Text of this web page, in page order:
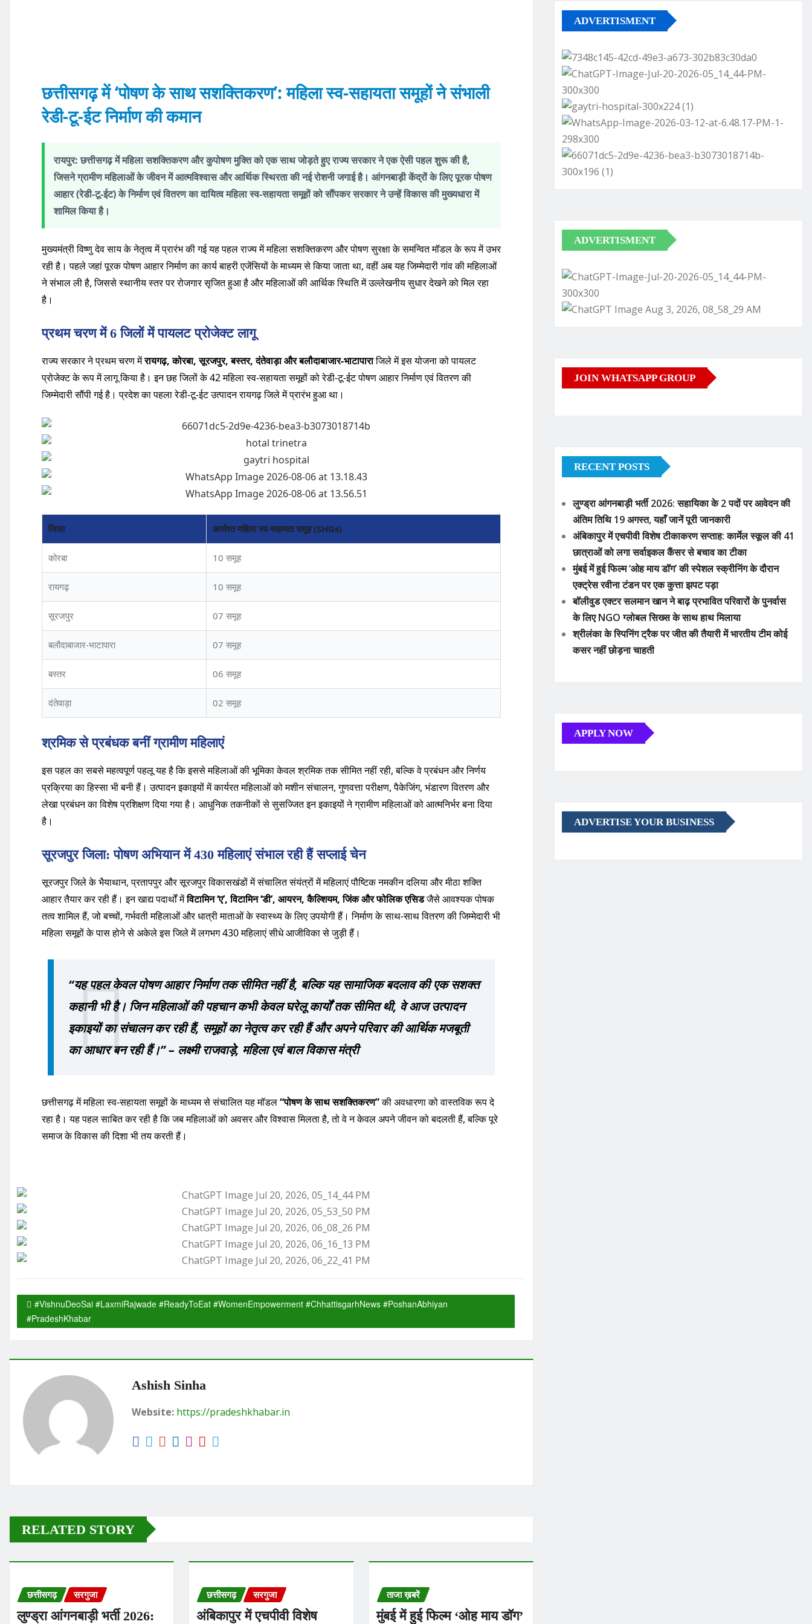
छत्तीसगढ़ में ‘पोषण के साथ सशक्तिकरण’: महिला स्व-सहायता समूहों ने संभाली
रेडी-टू-ईट निर्माण की कमान
रायपुर:छत्तीसगढ़ में महिला सशक्तिकरण और कुपोषण मुक्ति को एक साथ जोड़ते हुए राज्य सरकार ने एक ऐसी पहल शुरू की है,
जिसने ग्रामीण महिलाओं के जीवन में आत्मविश्वास और आर्थिक स्थिरता की नई रोशनी जगाई है। आंगनबाड़ी केंद्रों के लिए पूरक पोषण
आहार (रेडी-टू-ईट) के निर्माण एवं वितरण का दायित्व महिला स्व-सहायता समूहों को सौंपकर सरकार ने उन्हें विकास की मुख्यधारा में
शामिल किया है।
मुख्यमंत्री विष्णु देव साय के नेतृत्व में प्रारंभ की गई यह पहल राज्य में महिला सशक्तिकरण और पोषण सुरक्षा के समन्वित मॉडल के रूप में उभर
रही है। पहले जहां पूरक पोषण आहार निर्माण का कार्य बाहरी एजेंसियों के माध्यम से किया जाता था, वहीं अब यह जिम्मेदारी गांव की महिलाओं
ने संभाल ली है, जिससे स्थानीय स्तर पर रोजगार सृजित हुआ है और महिलाओं की आर्थिक स्थिति में उल्लेखनीय सुधार देखने को मिल रहा
है।
प्रथम चरण में 6 जिलों में पायलट प्रोजेक्ट लागू
राज्य सरकार ने प्रथम चरण मेंरायगढ़, कोरबा, सूरजपुर, बस्तर, दंतेवाड़ा और बलौदाबाजार-भाटापाराजिले में इस योजना को पायलट
प्रोजेक्ट के रूप में लागू किया है। इन छह जिलों के 42 महिला स्व-सहायता समूहों को रेडी-टू-ईट पोषण आहार निर्माण एवं वितरण की
जिम्मेदारी सौंपी गई है। प्रदेश का पहला रेडी-टू-ईट उत्पादन रायगढ़ जिले में प्रारंभ हुआ था।
जिला कार्यरत महिला स्व-सहायता समूह (SHGs)
कोरबा 10 समूह
रायगढ़ 10 समूह
सूरजपुर 07 समूह
बलौदाबाजार-भाटापारा 07 समूह
बस्तर 06 समूह
दंतेवाड़ा 02 समूह
श्रमिक से प्रबंधक बनीं ग्रामीण महिलाएं
इस पहल का सबसे महत्वपूर्ण पहलू यह है कि इससे महिलाओं की भूमिका केवल श्रमिक तक सीमित नहीं रही, बल्कि वे प्रबंधन और निर्णय
प्रक्रिया का हिस्सा भी बनी हैं। उत्पादन इकाइयों में कार्यरत महिलाओं को मशीन संचालन, गुणवत्ता परीक्षण, पैकेजिंग, भंडारण वितरण और
लेखा प्रबंधन का विशेष प्रशिक्षण दिया गया है। आधुनिक तकनीकों से सुसज्जित इन इकाइयों ने ग्रामीण महिलाओं को आत्मनिर्भर बना दिया
है।
सूरजपुर जिला: पोषण अभियान में 430 महिलाएं संभाल रही हैं सप्लाई चेन
सूरजपुर जिले के भैयाथान, प्रतापपुर और सूरजपुर विकासखंडों में संचालित संयंत्रों में महिलाएं पौष्टिक नमकीन दलिया और मीठा शक्ति
आहार तैयार कर रही हैं। इन खाद्य पदार्थों मेंविटामिन ‘ए’, विटामिन ‘डी’, आयरन, कैल्शियम, जिंक और फोलिक एसिडजैसे आवश्यक पोषक
तत्व शामिल हैं, जो बच्चों, गर्भवती महिलाओं और धात्री माताओं के स्वास्थ्य के लिए उपयोगी हैं। निर्माण के साथ-साथ वितरण की जिम्मेदारी भी
महिला समूहों के पास होने से अकेले इस जिले में लगभग 430 महिलाएं सीधे आजीविका से जुड़ी हैं।
“यह पहल केवल पोषण आहार निर्माण तक सीमित नहीं है, बल्कि यह सामाजिक बदलाव की एक सशक्त
कहानी भी है। जिन महिलाओं की पहचान कभी केवल घरेलू कार्यों तक सीमित थी, वे आज उत्पादन
इकाइयों का संचालन कर रही हैं, समूहों का नेतृत्व कर रही हैं और अपने परिवार की आर्थिक मजबूती
का आधार बन रही हैं।” – लक्ष्मी राजवाड़े, महिला एवं बाल विकास मंत्री
छत्तीसगढ़ में महिला स्व-सहायता समूहों के माध्यम से संचालित यह मॉडल“पोषण के साथ सशक्तिकरण”की अवधारणा को वास्तविक रूप दे
रहा है। यह पहल साबित कर रही है कि जब महिलाओं को अवसर और विश्वास मिलता है, तो वे न केवल अपने जीवन को बदलती हैं, बल्कि पूरे
समाज के विकास की दिशा भी तय करती हैं।
#VishnuDeoSai #LaxmiRajwade #ReadyToEat #WomenEmpowerment #ChhattisgarhNews #PoshanAbhiyan
#PradeshKhabar
Ashish Sinha
Website: https://pradeshkhabar.in
RELATED STORY
छत्तीसगढ़ सरगुजा
लुण्ड्रा आंगनबाड़ी भर्ती 2026:
छत्तीसगढ़ सरगुजा
अंबिकापुर में एचपीवी विशेष
ताजा ख़बरें
मुंबई में हुई फिल्म ‘ओह माय डॉग’
ADVERTISMENT
ADVERTISMENT
JOIN WHATSAPP GROUP
RECENT POSTS
लुण्ड्रा आंगनबाड़ी भर्ती 2026: सहायिका के 2 पदों पर आवेदन की
अंतिम तिथि 19 अगस्त, यहाँ जानें पूरी जानकारी
अंबिकापुर में एचपीवी विशेष टीकाकरण सप्ताह: कार्मेल स्कूल की 41
छात्राओं को लगा सर्वाइकल कैंसर से बचाव का टीका
मुंबई में हुई फिल्म ‘ओह माय डॉग’ की स्पेशल स्क्रीनिंग के दौरान
एक्ट्रेस रवीना टंडन पर एक कुत्ता झपट पड़ा
बॉलीवुड एक्टर सलमान खान ने बाढ़ प्रभावित परिवारों के पुनर्वास
के लिए NGO ग्लोबल सिख्स के साथ हाथ मिलाया
श्रीलंका के स्पिनिंग ट्रैक पर जीत की तैयारी में भारतीय टीम कोई
कसर नहीं छोड़ना चाहती
APPLY NOW
ADVERTISE YOUR BUSINESS